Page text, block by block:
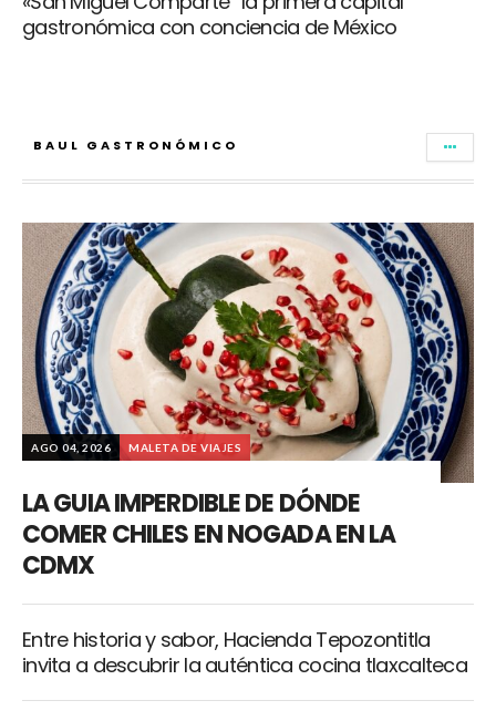
gastronómica con conciencia de México
BAUL GASTRONÓMICO
AGO 04, 2026 MALETA DE VIAJES
LA GUIA IMPERDIBLE DE DÓNDE
COMER CHILES EN NOGADA EN LA
CDMX
Entre historia y sabor, Hacienda Tepozontitla
invita a descubrir la auténtica cocina tlaxcalteca